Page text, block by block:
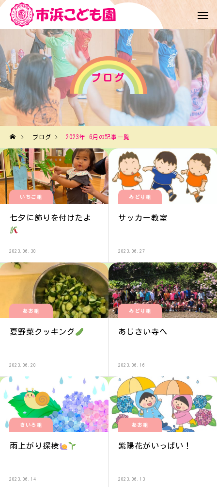
ブログ
ブログ 2023年 6月の記事一覧
いちご組
七夕に飾りを付けたよ
2023.06.30
みどり組
サッカー教室
2023.06.27
あお組
夏野菜クッキング
2023.06.20
みどり組
あじさい寺へ
2023.06.16
きいろ組
雨上がり探検
2023.06.14
あお組
紫陽花がいっぱい！
2023.06.13